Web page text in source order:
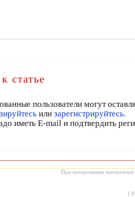
статье
пользователи могут
или зарегистрируйтесь.
иметь E-mail и подтвердить
При цитировании материалов
[